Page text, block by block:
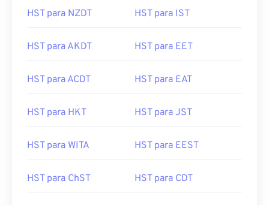
HST para NZDT HST para IST
HST para AKDT HST para EET
HST para ACDT HST para EAT
HST para HKT HST para JST
HST para WITA HST para EEST
HST para ChST HST para CDT